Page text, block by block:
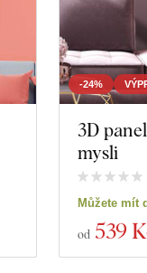
-24%
3D
mysli
Můžete mít
od 539